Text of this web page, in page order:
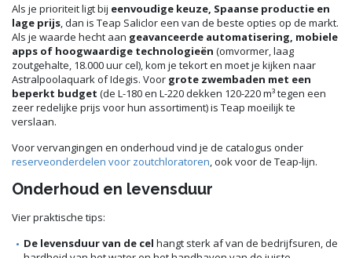
Als je prioriteit ligt bij eenvoudige keuze, Spaanse productie en
lage prijs, dan is Teap Saliclor een van de beste opties op de markt.
Als je waarde hecht aan geavanceerde automatisering, mobiele
apps of hoogwaardige technologieën (omvormer, laag
zoutgehalte, 18.000 uur cel), kom je tekort en moet je kijken naar
Astralpoolaquark of Idegis. Voor grote zwembaden met een
beperkt budget (de L-180 en L-220 dekken 120-220 m³ tegen een
zeer redelijke prijs voor hun assortiment) is Teap moeilijk te
verslaan.
Voor vervangingen en onderhoud vind je de catalogus onder
reserveonderdelen voor zoutchloratoren, ook voor de Teap-lijn.
Onderhoud en levensduur
Vier praktische tips:
De levensduur van de cel hangt sterk af van de bedrijfsuren, de